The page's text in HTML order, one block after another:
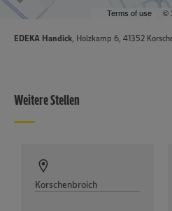
Terms of use ©
EDEKA Handick, Holzkamp 6, 41352
Weitere Stellen
Korschenbroich